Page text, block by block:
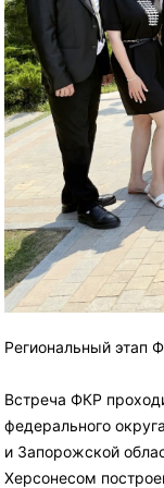
Региональный этап
Встреча ФКР
федерального
и Запорожской
Херсонесом